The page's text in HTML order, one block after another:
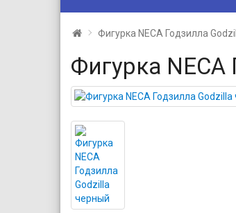
Фигурка NECA Годзилла
Фигурка